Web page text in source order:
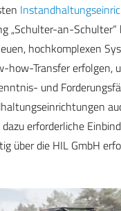
„Schulter-an-Schulter“
hochkomplexen
how-Transfer erfolgen,
und
erforderliche
über die HIL GmbH